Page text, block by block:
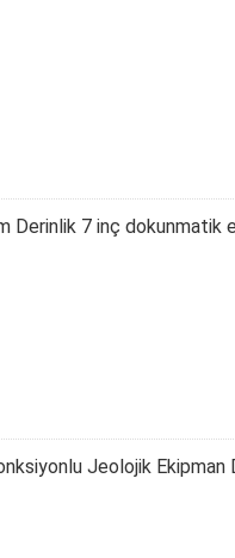
Derinlik 7 inç dokunmatik
Jeolojik Ekipman